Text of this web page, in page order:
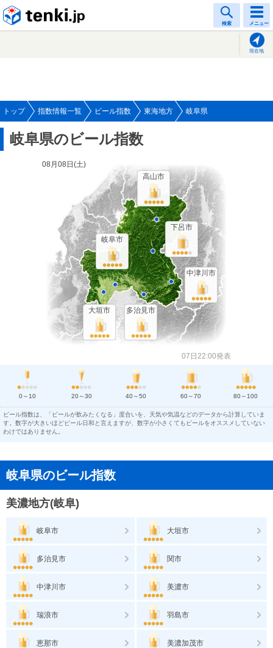
検索 メニュー
現在地
トップ 指数情報一覧 ビール指数 東海地方 岐阜県
岐阜県のビール指数
08月08日(土)
岐阜市
高山市
多治見市
中津川市
下呂市
大垣市
07日22:00発表
0～10 20～30 40～50 60～70 80～100
ビール指数は、「ビールが飲みたくなる」度合いを、天気や気温などのデータから計算していま
す。数字が大きいほどビール日和と言えますが、数字が小さくてもビールをオススメしていない
わけではありません。
岐阜県のビール指数
美濃地方(岐阜)
岐阜市 大垣市
多治見市 関市
中津川市 美濃市
瑞浪市 羽島市
恵那市 美濃加茂市